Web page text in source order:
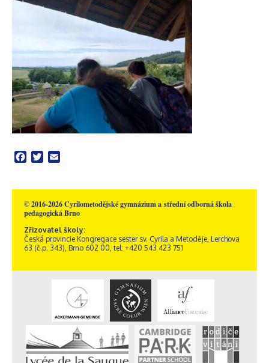
Facebook
Twitter
© 2016-2026 Cyrilometodějské gymnázium a střední odborná škola
pedagogická Brno
Zřizovatel školy:
Česká provincie Kongregace sester sv. Cyrila a Metoděje, Lerchova
63 (č.p. 343), Brno 602 00, tel: +420 543 423 751